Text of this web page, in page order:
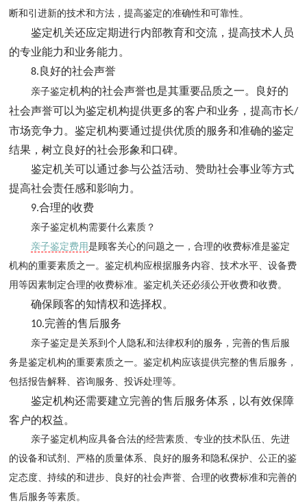
断和引进新的技术和方法，提高鉴定的准确性和可靠性。
鉴定机关还应定期进行内部教育和交流，提高技术人员
的专业能力和业务能力。
8.良好的社会声誉
亲子鉴定机构的社会声誉也是其重要品质之一。良好的
社会声誉可以为鉴定机构提供更多的客户和业务，提高市长/
市场竞争力。鉴定机构要通过提供优质的服务和准确的鉴定
结果，树立良好的社会形象和口碑。
鉴定机关可以通过参与公益活动、赞助社会事业等方式
提高社会责任感和影响力。
9.合理的收费
亲子鉴定机构需要什么素质？
亲子鉴定费用是顾客关心的问题之一，合理的收费标准是鉴定
机构的重要素质之一。鉴定机构应根据服务内容、技术水平、设备费
用等因素制定合理的收费标准。鉴定机关还必须公开收费和收费。
确保顾客的知情权和选择权。
10.完善的售后服务
亲子鉴定是关系到个人隐私和法律权利的服务，完善的售后服
务是鉴定机构的重要素质之一。鉴定机构应该提供完整的售后服务，
包括报告解释、咨询服务、投诉处理等。
鉴定机构还需要建立完善的售后服务体系，以有效保障
客户的权益。
亲子鉴定机构应具备合法的经营素质、专业的技术队伍、先进
的设备和试剂、严格的质量体系、良好的服务和隐私保护、公正的鉴
定态度、持续的和进步、良好的社会声誉、合理的收费标准和完善的
售后服务等素质。